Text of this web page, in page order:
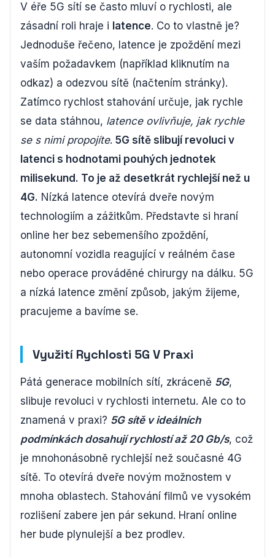
V éře 5G sítí se často mluví o rychlosti, ale
zásadní roli hraje i latence. Co to vlastně je?
Jednoduše řečeno, latence je zpoždění mezi
vaším požadavkem (například kliknutím na
odkaz) a odezvou sítě (načtením stránky).
Zatímco rychlost stahování určuje, jak rychle
se data stáhnou, latence ovlivňuje, jak rychle
se s nimi propojíte. 5G sítě slibují revoluci v
latenci s hodnotami pouhých jednotek
milisekund. To je až desetkrát rychlejší než u
4G. Nízká latence otevírá dveře novým
technologiím a zážitkům. Představte si hraní
online her bez sebemenšího zpoždění,
autonomní vozidla reagující v reálném čase
nebo operace prováděné chirurgy na dálku. 5G
a nízká latence změní způsob, jakým žijeme,
pracujeme a bavíme se.
Využití Rychlosti 5G V Praxi
Pátá generace mobilních sítí, zkráceně 5G,
slibuje revoluci v rychlosti internetu. Ale co to
znamená v praxi? 5G sítě v ideálních
podmínkách dosahují rychlostí až 20 Gb/s, což
je mnohonásobně rychlejší než současné 4G
sítě. To otevírá dveře novým možnostem v
mnoha oblastech. Stahování filmů ve vysokém
rozlišení zabere jen pár sekund. Hraní online
her bude plynulejší a bez prodlev.